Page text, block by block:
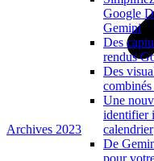
Google
Gemini
Des
rendus
Des
Une
identifier
calendrier
De
pour
Archives 2023